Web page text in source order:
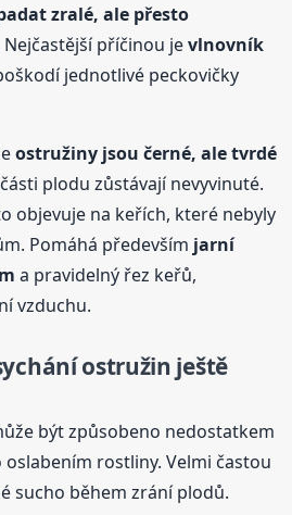
zralé, ale přesto
Nejčastější příčinou jevlnovník
jednotlivé peckovičky
ostružiny jsou černé, ale tvrdé
plodu zůstávají nevyvinuté.
objevuje na keřích, které nebyly
Pomáhá především jarní
a pravidelný řez keřů,
vzduchu.
ostružin ještě
být způsobeno nedostatkem
rostliny. Velmi častou
sucho během zrání plodů.